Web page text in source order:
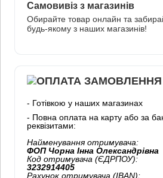
Самовивіз з магазинів
Обирайте товар онлайн та
будь-якому з наших магазинів!
- Готівкою у наших магазинах
- Повна оплата на карту або за
реквізитами:
Найменування отримувача:
ФОП Чорна Інна Олександрівна
Код отримувача (ЄДРПОУ):
3232914405
Рахунок отримувача (IBAN):